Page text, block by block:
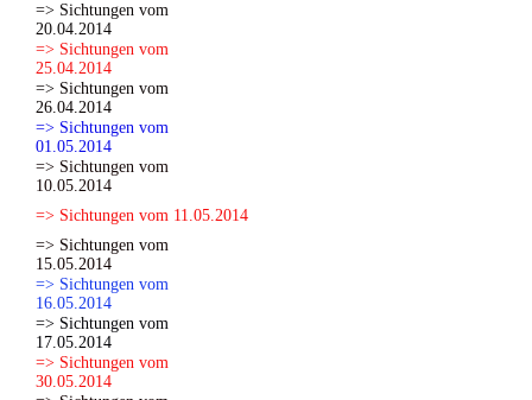
=> Sichtungen vom
20.04.2014
=> Sichtungen vom
25.04.2014
=> Sichtungen vom
26.04.2014
=> Sichtungen vom
01.05.2014
=> Sichtungen vom
10.05.2014
=> Sichtungen vom 11.05.2014
=> Sichtungen vom
15.05.2014
=> Sichtungen vom
16.05.2014
=> Sichtungen vom
17.05.2014
=> Sichtungen vom
30.05.2014